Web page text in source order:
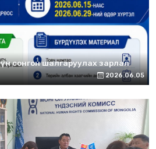
сонгон шалгаруулах зарлал
2026.06.05